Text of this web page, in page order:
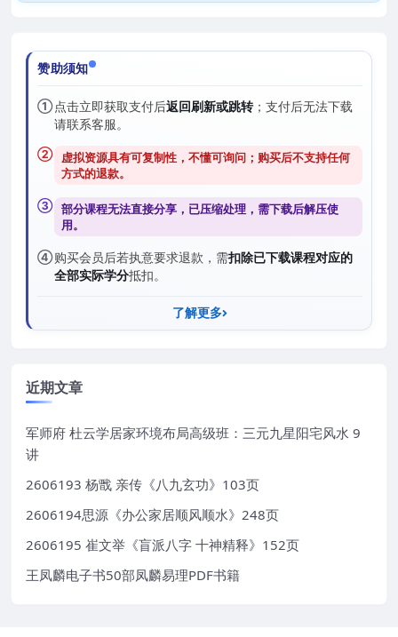
赞助须知
①点击立即获取支付后返回刷新或跳转；支付后无法下载
请联系客服。
② 虚拟资源具有可复制性，不懂可询问；购买后不支持任何
方式的退款。
③ 部分课程无法直接分享，已压缩处理，需下载后解压使
用。
④购买会员后若执意要求退款，需扣除已下载课程对应的
全部实际学分抵扣。
了解更多
近期文章
军师府 杜云学居家环境布局高级班：三元九星阳宅风水 9
讲
2606193 杨戬 亲传《八九玄功》103页
2606194思源《办公家居顺风顺水》248页
2606195 崔文举《盲派八字 十神精释》152页
王凤麟电子书50部凤麟易理PDF书籍